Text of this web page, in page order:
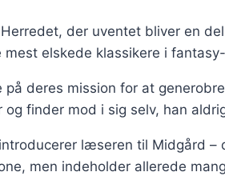
der uventet bliver en
mest elskede klassikere i
deres mission for at
finder mod i sig selv, han
læseren til Midgård –
men indeholder allerede